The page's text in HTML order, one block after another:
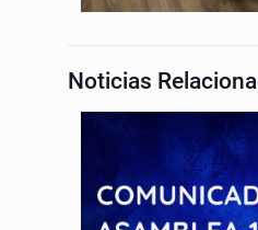
Noticias